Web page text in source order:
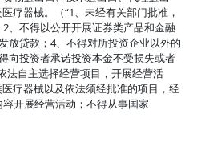
疗器械。（“1、未经有关部门批准，
、不得以公开开展证券类产品和金融
放贷款；4、不得对所投资企业以外的
向投资者承诺投资本金不受损失或者
法自主选择经营项目，开展经营活
疗器械以及依法须经批准的项目，经
开展经营活动；不得从事国家